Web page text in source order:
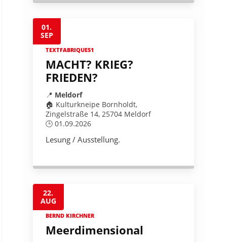
01.
SEP
TEXTFABRIQUE51
MACHT? KRIEG?
FRIEDEN?
📍 Meldorf
🏠 Kulturkneipe Bornholdt,
Zingelstraße 14, 25704 Meldorf
🕒 01.09.2026
Lesung / Ausstellung.
22.
AUG
BERND KIRCHNER
Meerdimensional